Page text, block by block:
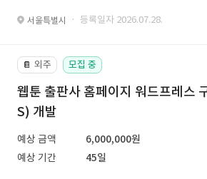
서울특별시 · 등록일자 2026.07.28.
📔 외주 모집 중
웹툰 출판사 홈페이지 워드프레스
S) 개발
예상 금액
6,000,000원
예상 기간
45일